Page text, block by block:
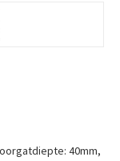
40mm,